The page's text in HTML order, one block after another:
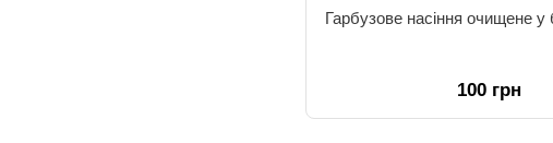
Гарбузове насіння очищене у
100 грн